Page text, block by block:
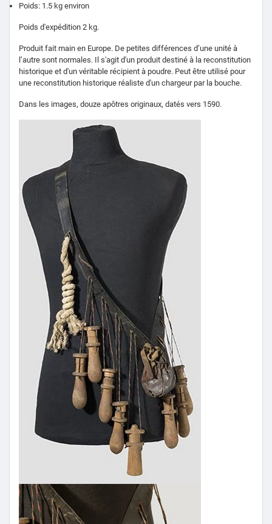
Poids: 1.5 kg environ
Poids d'expédition 2 kg.
Produit fait main en Europe. De petites différences d’une unité à
l’autre sont normales. Il s'agit d'un produit destiné à la reconstitution
historique et d'un véritable récipient à poudre. Peut être utilisé pour
une reconstitution historique réaliste d'un chargeur par la bouche.
Dans les images, douze apôtres originaux, datés vers 1590.